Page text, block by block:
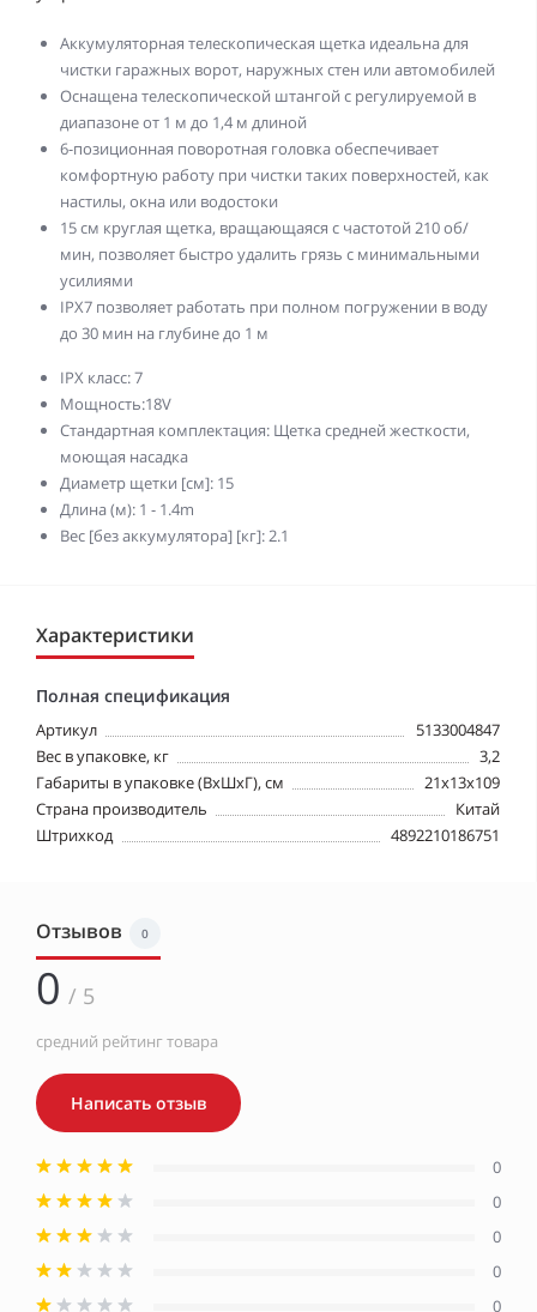
Аккумуляторная телескопическая щетка идеальна для
чистки гaражных ворот, наружных стен или автомобилей
Оснащена телескопической штангой с регулируемой в
диапазоне от 1 м до 1,4 м длиной
6-позиционная поворотная головка обеспечивает
комфортную работу при чистки таких поверхностей, как
настилы, окна или водостоки
15 см круглая щетка, вращающаяся с частотой 210 об/
мин, позволяет быстро удалить грязь с минимальными
усилиями
IPX7 позволяет работать при полном погружении в воду
до 30 мин на глубине до 1 м
IPX класс: 7
Мощность:18V
Стандартная комплектация: Щетка средней жесткости,
моющая насадка
Диаметр щетки [см]: 15
Длина (м): 1 - 1.4m
Вес [без аккумулятора] [кг]: 2.1
Характеристики
Полная спецификация
Артикул
5133004847
Вес в упаковке, кг
3,2
Габариты в упаковке (ВхШхГ), см
21x13x109
Страна производитель
Китай
Штрихкод
4892210186751
Отзывов 0
0 / 5
средний рейтинг товара
Написать отзыв
0
0
0
0
0